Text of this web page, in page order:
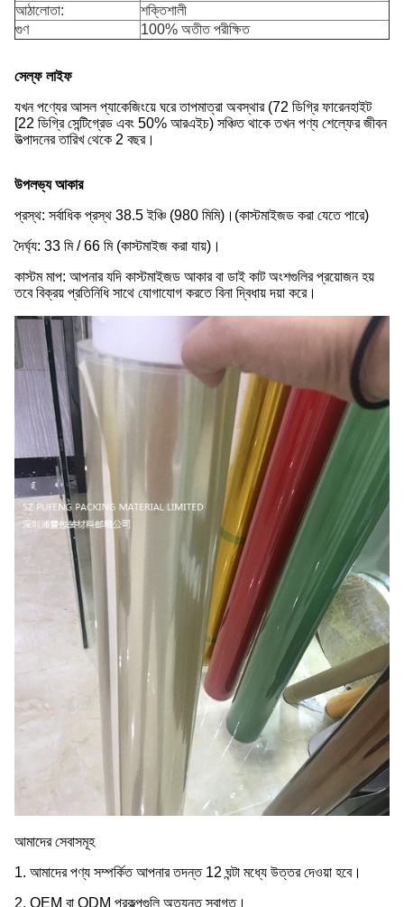
আঠালোতা:
শক্তিশালী
গুণ
100% অতীত পরীক্ষিত
সেল্ফ লাইফ
যখন পণ্যের আসল প্যাকেজিংয়ে ঘরে তাপমাত্রা অবস্থার (72 ডিগ্রি ফারেনহাইট
[22 ডিগ্রি সেন্টিগ্রেড এবং 50% আরএইচ) সঞ্চিত থাকে তখন পণ্য শেল্ফের জীবন
উত্পাদনের তারিখ থেকে 2 বছর।
উপলভ্য আকার
প্রস্থ: সর্বাধিক প্রস্থ 38.5 ইঞ্চি (980 মিমি)।(কাস্টমাইজড করা যেতে পারে)
দৈর্ঘ্য: 33 মি / 66 মি (কাস্টমাইজ করা যায়)।
কাস্টম মাপ: আপনার যদি কাস্টমাইজড আকার বা ডাই কাট অংশগুলির প্রয়োজন হয়
তবে বিক্রয় প্রতিনিধি সাথে যোগাযোগ করতে বিনা দ্বিধায় দয়া করে।
আমাদের সেবাসমূহ
1. আমাদের পণ্য সম্পর্কিত আপনার তদন্ত 12 ঘন্টা মধ্যে উত্তর দেওয়া হবে।
2. OEM বা ODM প্রকল্পগুলি অত্যন্ত স্বাগত।